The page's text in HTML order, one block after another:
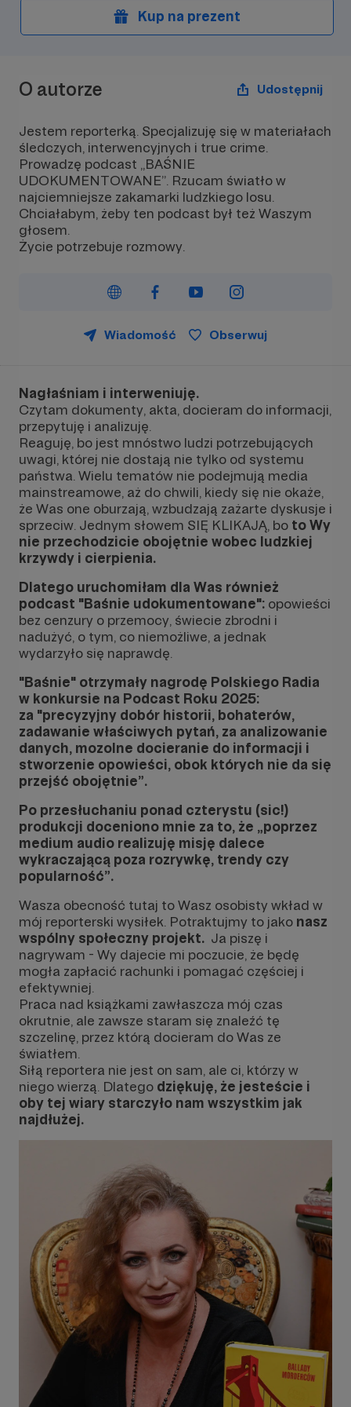
Kup na prezent
O autorze Udostępnij
Jestem reporterką. Specjalizuję się w materiałach
śledczych, interwencyjnych i true crime.
Prowadzę podcast „BAŚNIE
UDOKUMENTOWANE”. Rzucam światło w
najciemniejsze zakamarki ludzkiego losu.
Chciałabym, żeby ten podcast był też Waszym
głosem.
Życie potrzebuje rozmowy.
Wiadomość Obserwuj
Nagłaśniam i interweniuję.
Czytam dokumenty, akta, docieram do informacji,
przepytuję i analizuję.
Reaguję, bo jest mnóstwo ludzi potrzebujących
uwagi, której nie dostają nie tylko od systemu
państwa. Wielu tematów nie podejmują media
mainstreamowe, aż do chwili, kiedy się nie okaże,
że Was one oburzają, wzbudzają zażarte dyskusje i
sprzeciw. Jednym słowem SIĘ KLIKAJĄ, bo to Wy
nie przechodzicie obojętnie wobec ludzkiej
krzywdy i cierpienia.
Dlatego uruchomiłam dla Was również
podcast "Baśnie udokumentowane": opowieści
bez cenzury o przemocy, świecie zbrodni i
nadużyć, o tym, co niemożliwe, a jednak
wydarzyło się naprawdę.
"Baśnie" otrzymały nagrodę Polskiego Radia
w konkursie na Podcast Roku 2025:
za "precyzyjny dobór historii, bohaterów,
zadawanie właściwych pytań, za analizowanie
danych, mozolne docieranie do informacji i
stworzenie opowieści, obok których nie da się
przejść obojętnie”.
Po przesłuchaniu ponad czterystu (sic!)
produkcji doceniono mnie za to, że „poprzez
medium audio realizuję misję dalece
wykraczającą poza rozrywkę, trendy czy
popularność”.
Wasza obecność tutaj to Wasz osobisty wkład w
mój reporterski wysiłek. Potraktujmy to jako nasz
wspólny społeczny projekt. Ja piszę i
nagrywam - Wy dajecie mi poczucie, że będę
mogła zapłacić rachunki i pomagać częściej i
efektywniej.
Praca nad książkami zawłaszcza mój czas
okrutnie, ale zawsze staram się znaleźć tę
szczelinę, przez którą docieram do Was ze
światłem.
Siłą reportera nie jest on sam, ale ci, którzy w
niego wierzą. Dlatego dziękuję, że jesteście i
oby tej wiary starczyło nam wszystkim jak
najdłużej.